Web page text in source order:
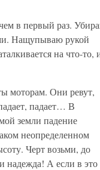
в первый раз.
Нащупываю рукой
на что-то,
моторам. Они ревут,
падает… В
земли падение
неопределенном
Черт возьми, до
надежда! А если в это